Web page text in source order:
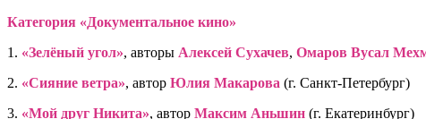
Категория «Документальное кино»
1. «Зелёный угол», авторы Алексей Сухачев, Омаров Вусал
2. «Сияние ветра», автор Юлия Макарова (г. Санкт-Петербург)
3. «Мой друг Никита», автор Максим Аньшин (г. Екатеринбург)